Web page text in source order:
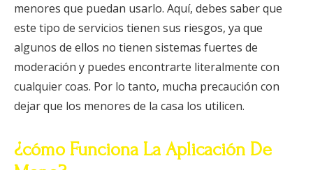
menores que puedan usarlo. Aquí, debes saber que
este tipo de servicios tienen sus riesgos, ya que
algunos de ellos no tienen sistemas fuertes de
moderación y puedes encontrarte literalmente con
cualquier coas. Por lo tanto, mucha precaución con
dejar que los menores de la casa los utilicen.
¿cómo Funciona La Aplicación De